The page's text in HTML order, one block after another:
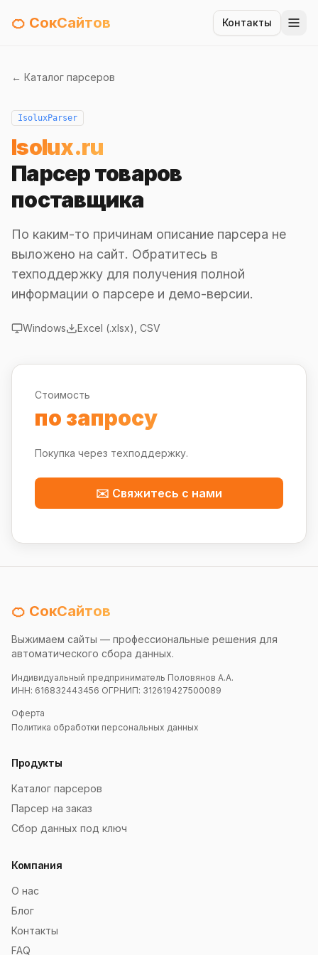
🍊 СокСайтов Контакты
← Каталог парсеров
IsoluxParser
Isolux.ru
Парсер товаров
поставщика
По каким-то причинам описание парсера не
выложено на сайт. Обратитесь в
техподдержку для получения полной
информации о парсере и демо-версии.
Windows Excel (.xlsx), CSV
Стоимость
по запросу
Покупка через техподдержку.
✉️ Свяжитесь с нами
🍊 СокСайтов
Выжимаем сайты — профессиональные решения для
автоматического сбора данных.
Индивидуальный предприниматель Половянов А.А.
ИНН: 616832443456 ОГРНИП: 312619427500089
Оферта
Политика обработки персональных данных
Продукты
Каталог парсеров
Парсер на заказ
Сбор данных под ключ
Компания
О нас
Блог
Контакты
FAQ